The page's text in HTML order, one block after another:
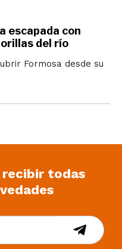
escapada con
del río
Formosa desde su
todas